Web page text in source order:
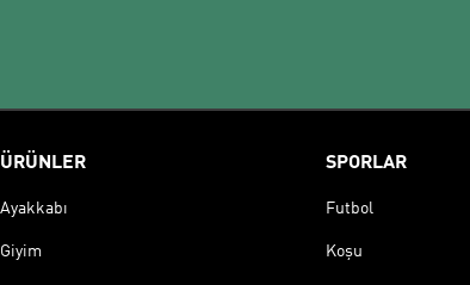
ÜRÜNLER
Ayakkabı
Giyim
SPORLAR
Futbol
Koşu